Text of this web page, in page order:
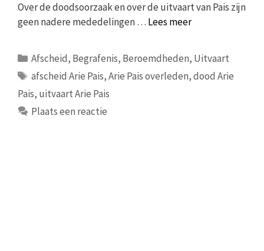
Over de doodsoorzaak en over de uitvaart van Pais zijn
geen nadere mededelingen … Lees meer
Categorieën
Afscheid, Begrafenis, Beroemdheden, Uitvaart
Tags
afscheid Arie Pais,Arie Pais overleden,dood Arie
Pais, uitvaart Arie Pais
Plaats een reactie